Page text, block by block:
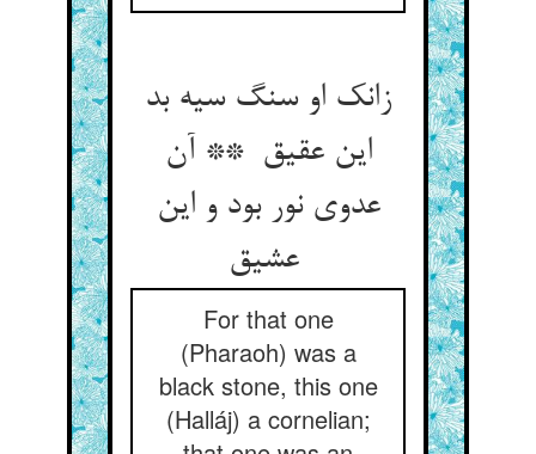
زانک او سنگ سیه بد
این عقیق ** آن
عدوی نور بود و این
عشیق
For that one
(Pharaoh) was a
black stone, this one
(Halláj) a cornelian;